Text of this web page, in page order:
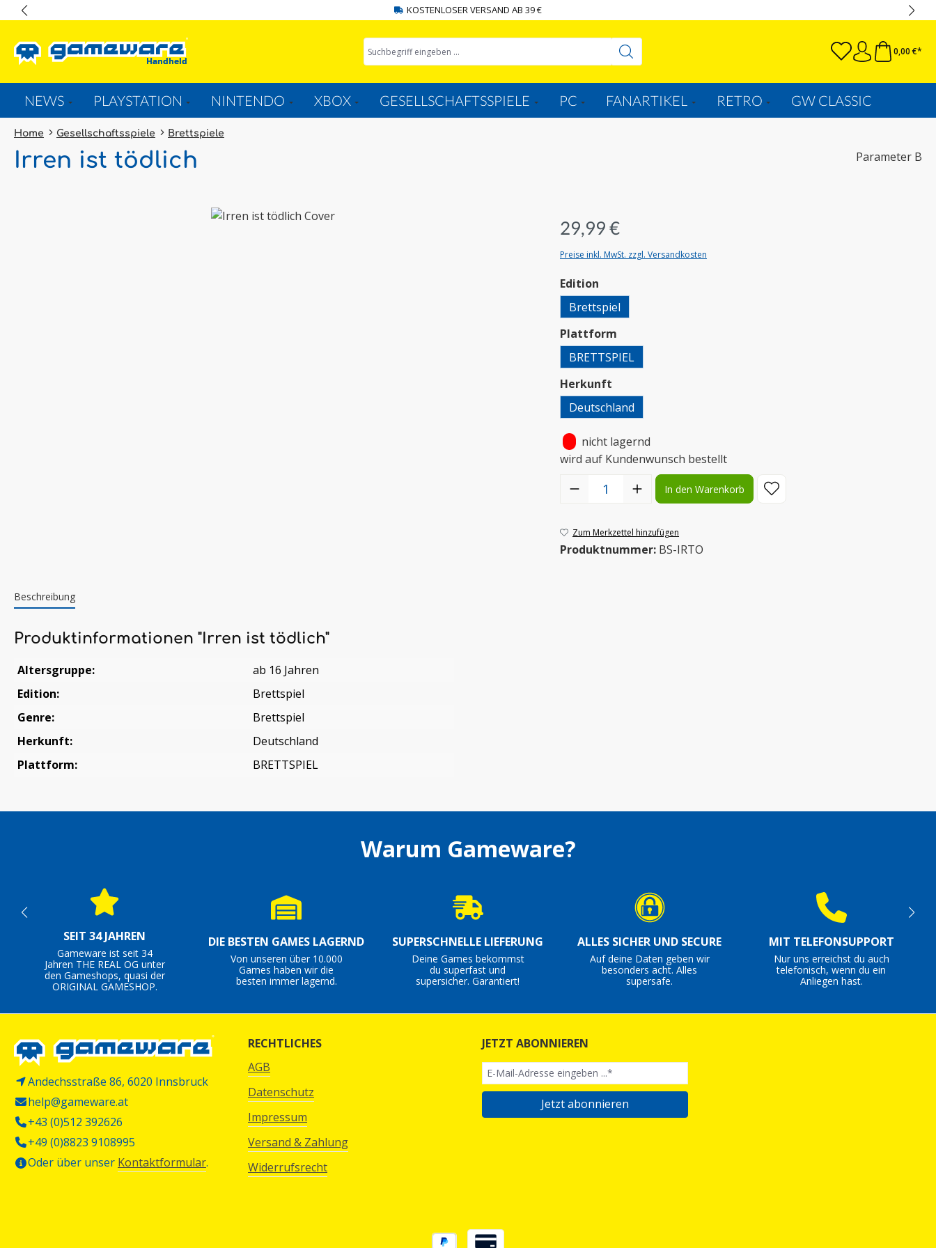
KOSTENLOSER VERSAND AB 39 €
0,00 €*
NEWS PLAYSTATION NINTENDO XBOX GESELLSCHAFTSSPIELE PC FANARTIKEL RETRO GW CLASSIC
Home Gesellschaftsspiele Brettspiele
Irren ist tödlich Parameter B
29,99 €
Preise inkl. MwSt. zzgl. Versandkosten
Edition
Brettspiel
Plattform
BRETTSPIEL
Herkunft
Deutschland
nicht lagernd
wird auf Kundenwunsch bestellt
Produkt Anzahl: Gib den gewünschten Wert ein oder benutze die
In den Warenkorb
Zum Merkzettel hinzufügen
Produktnummer: BS-IRTO
Beschreibung
Produktinformationen "Irren ist tödlich"
Altersgruppe:
ab 16 Jahren
Edition:
Brettspiel
Genre:
Brettspiel
Herkunft:
Deutschland
Plattform:
BRETTSPIEL
Warum Gameware?
SEIT 34 JAHREN
Gameware ist seit 34
Jahren THE REAL OG unter
den Gameshops, quasi der
ORIGINAL GAMESHOP.
DIE BESTEN GAMES LAGERND
Von unseren über 10.000
Games haben wir die
besten immer lagernd.
SUPERSCHNELLE LIEFERUNG
Deine Games bekommst
du superfast und
supersicher. Garantiert!
ALLES SICHER UND SECURE
Auf deine Daten geben wir
besonders acht. Alles
supersafe.
MIT TELEFONSUPPORT
Nur uns erreichst du auch
telefonisch, wenn du ein
Anliegen hast.
Andechsstraße 86, 6020 Innsbruck
help@gameware.at
+43 (0)512 392626
+49 (0)8823 9108995
Oder über unser Kontaktformular.
RECHTLICHES
AGB
Datenschutz
Impressum
Versand & Zahlung
Widerrufsrecht
JETZT ABONNIEREN
Jetzt abonnieren